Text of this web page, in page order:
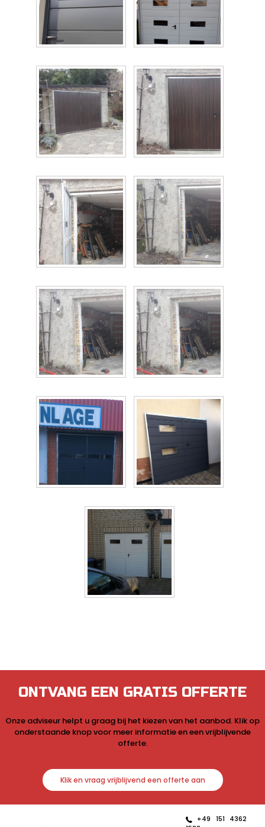
ONTVANG EEN GRATIS OFFERTE
Onze adviseur helpt u graag bij het kiezen van het aanbod. Klik op
onderstaande knop voor meer informatie en een vrijblijvende
offerte.
Klik en vraag vrijblijvend een offerte aan
+49 151 4362